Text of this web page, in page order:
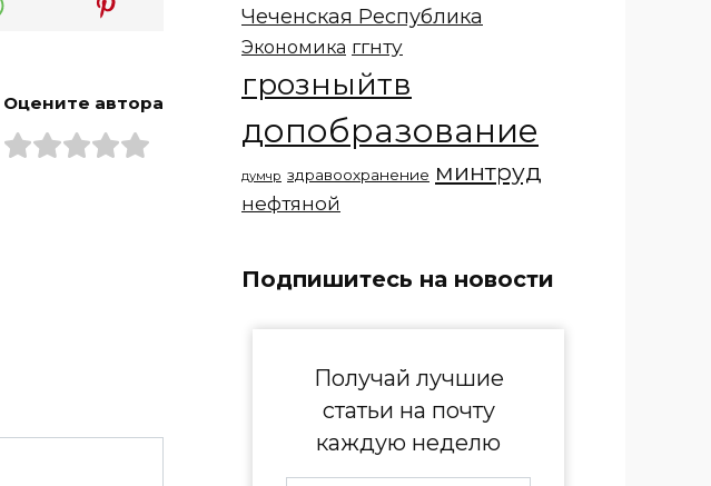
Оцените автора
Чеченская Республика
Экономика ггнту
грозныйтв
допобразование
думчр здравоохранение минтруд
нефтяной
Подпишитесь на новости
Получай лучшие
статьи на почту
каждую неделю